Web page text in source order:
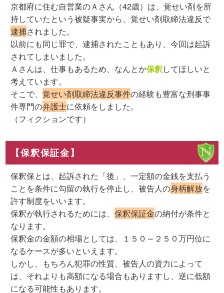
京都府に住む自営業のＡさん（42歳）は、覚せい剤を所
持していたという被疑事実から、覚せい剤取締法違反で
逮捕されました。
以前にも同じ罪で、逮捕されたこともあり、今回は起訴
されてしまいました。
Ａさんは、仕事もあるため、なんとか保釈してほしいと
考えています。
そこで、覚せい剤取締法違反事件の経験も豊富な刑事事
件専門の弁護士に依頼をしました。
（フィクションです）
【保釈保証金】
保釈保とは、起訴された「後」、一定額の金銭を支払う
ことを条件に勾留の執行を停止し、被告人の身柄解放を
許す制度をいいます。
保釈が執行されるためには、保釈保証金の納付が条件と
なります。
保釈金の金額の相場としては、１５０～２５０万円位に
なるケースが多いといえます。
しかし、もちろん犯罪の性質、被告人の資力によって
は、それよりも高額になる場合もありますし、逆に低額
になる可能性もあります。